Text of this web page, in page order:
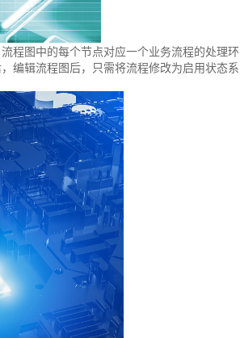
程图中的每个节点对应一个业务流程的处理环
编辑流程图后，只需将流程修改为启用状态系